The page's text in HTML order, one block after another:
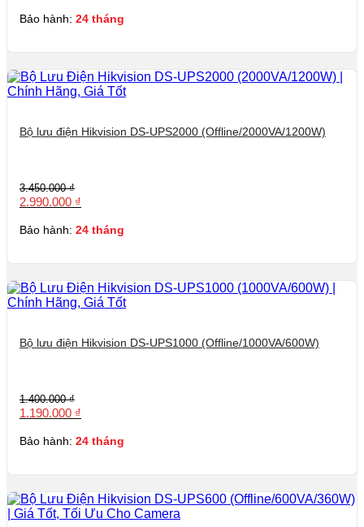
4.990.000 ₫.
là:
Bảo hành: 24 tháng
Bộ lưu điện Hikvision DS-UPS2000 (Offline/2000VA/1200W)
3.450.000₫
Giá
gốc
3.450.000 ₫.
2.990.000 ₫
Giá
hiện
là:
Bảo hành: 24 tháng
Bộ lưu điện Hikvision DS-UPS1000 (Offline/1000VA/600W)
1.400.000₫
Giá
gốc
1.400.000 ₫.
1.190.000 ₫
Giá
hiện
là:
Bảo hành: 24 tháng